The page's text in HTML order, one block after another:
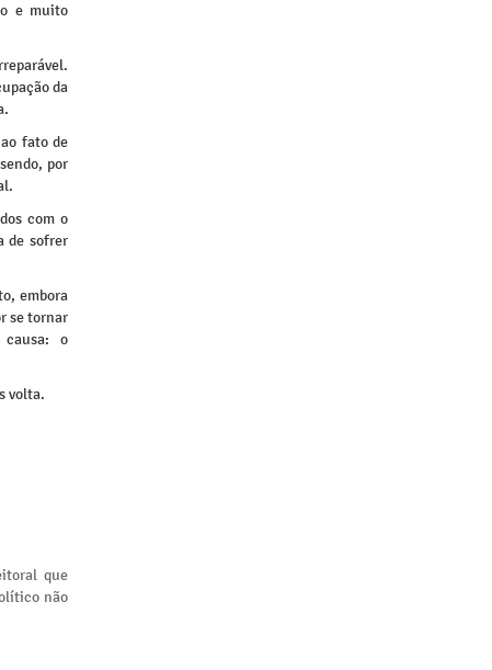
e muito
da
fato de
por
com o
de sofrer
embora
se tornar
o
volta.
que
não